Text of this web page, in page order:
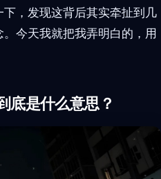
，发现这背后其实牵扯到几
今天我就把我弄明白的，用
底是什么意思？